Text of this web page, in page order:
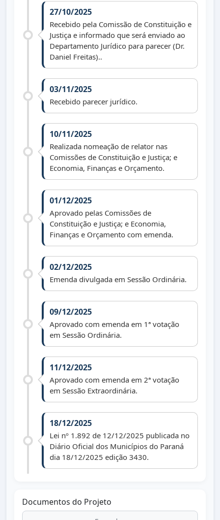
27/10/2025
Recebido pela Comissão de Constituição e
Justiça e informado que será enviado ao
Departamento Jurídico para parecer (Dr.
Daniel Freitas)..
03/11/2025
Recebido parecer jurídico.
10/11/2025
Realizada nomeação de relator nas
Comissões de Constituição e Justiça; e
Economia, Finanças e Orçamento.
01/12/2025
Aprovado pelas Comissões de
Constituição e Justiça; e Economia,
Finanças e Orçamento com emenda.
02/12/2025
Emenda divulgada em Sessão Ordinária.
09/12/2025
Aprovado com emenda em 1ª votação
em Sessão Ordinária.
11/12/2025
Aprovado com emenda em 2ª votação
em Sessão Extraordinária.
18/12/2025
Lei nº 1.892 de 12/12/2025 publicada no
Diário Oficial dos Municípios do Paraná
dia 18/12/2025 edição 3430.
Documentos do Projeto